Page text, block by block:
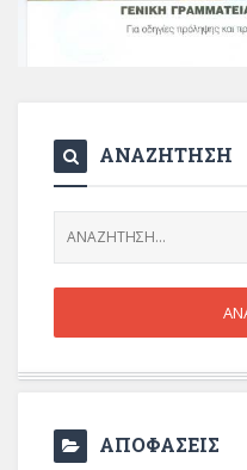
ΑΝΑΖΗΤΗΣΗ
ΑΠΟΦΑΣΕΙΣ